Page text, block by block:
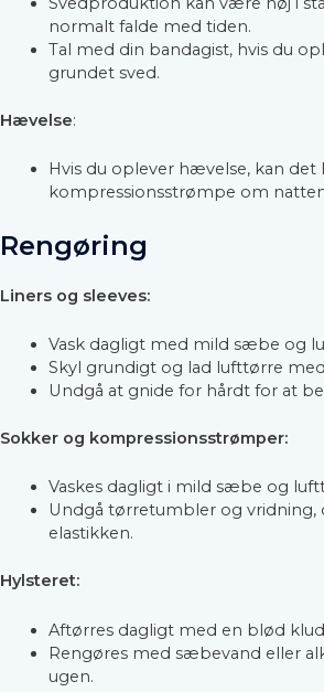
normalt falde med tiden.
Tal med din bandagist, hvis du
grundet sved.
Hævelse:
Hvis du oplever hævelse, kan
kompressionsstrømpe om
Rengøring
Liners og sleeves:
Vask dagligt med mild sæbe og
Skyl grundigt og lad lufttørre
Undgå at gnide for hårdt for at
Sokker og kompressionsstrømper:
Vaskes dagligt i mild sæbe og
Undgå tørretumbler og vridning,
elastikken.
Hylsteret:
Aftørres dagligt med en blød
Rengøres med sæbevand eller
ugen.